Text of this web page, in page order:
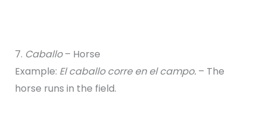
7. Caballo– Horse
Example: El caballo corre en el campo.– The
horse runs in the field.